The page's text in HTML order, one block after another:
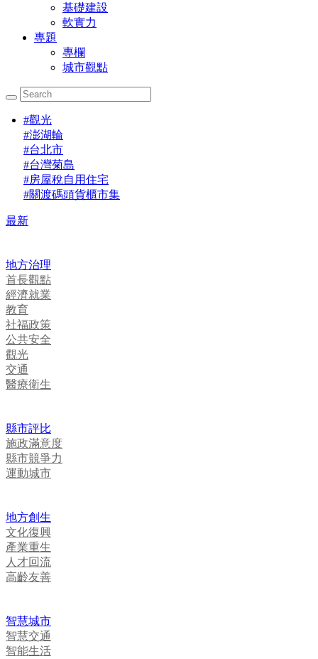
基礎建設
軟實力
專題
專欄
城市觀點
#觀光
#澎湖輪
#台北市
#台灣菊島
#房屋稅自用住宅
#關渡碼頭貨櫃市集
最新
地方治理
首長觀點
經濟就業
教育
社福政策
公共安全
觀光
交通
醫療衛生
縣市評比
施政滿意度
縣市競爭力
運動城市
地方創生
文化復興
產業重生
人才回流
高齡友善
智慧城市
智慧交通
智能生活